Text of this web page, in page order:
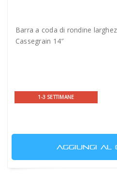
Barra a coda di rondine
Cassegrain 14″
1-3 SETTIMANE
AGGIUNGI AL